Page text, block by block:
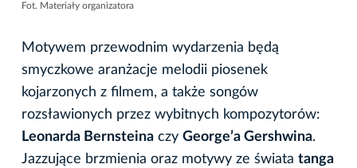
Fot. Materiały organizatora
Motywem przewodnim wydarzenia będą
smyczkowe aranżacje melodii piosenek
kojarzonych z filmem, a także songów
rozsławionych przez wybitnych kompozytorów:
Leonarda Bernsteina czy George’a Gershwina.
Jazzujące brzmienia oraz motywy ze świata tanga